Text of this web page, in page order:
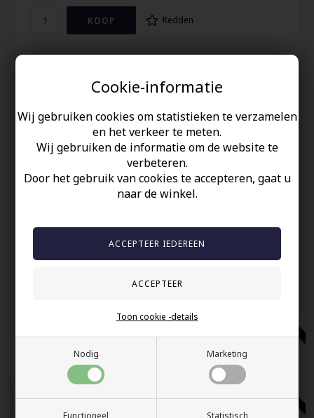
Cookie-informatie
Wij gebruiken cookies om statistieken te verzamelen
en het verkeer te meten.
Wij gebruiken de informatie om de website te
verbeteren.
Door het gebruik van cookies te accepteren, gaat u
naar de winkel.
Nodig Marketing
Functioneel Statistisch
Toon cookie -details
Redden
Uw veiligheid
100% nikkelvrij sieraden
Anderen gekocht hebben ook